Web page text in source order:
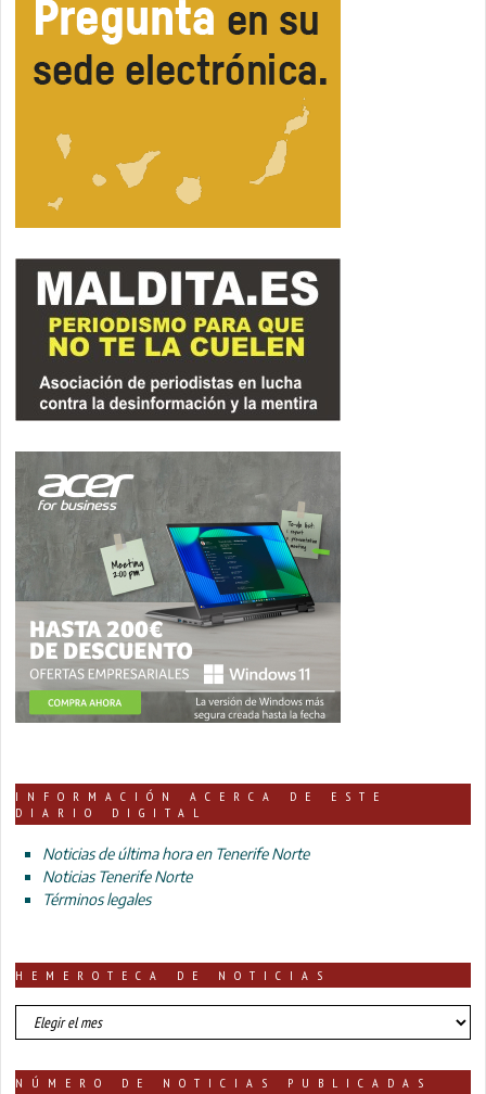
INFORMACIÓN ACERCA DE ESTE
DIARIO DIGITAL
Noticias de última hora en Tenerife Norte
Noticias Tenerife Norte
Términos legales
HEMEROTECA DE NOTICIAS
HEMEROTECA
DE
NÚMERO DE NOTICIAS PUBLICADAS